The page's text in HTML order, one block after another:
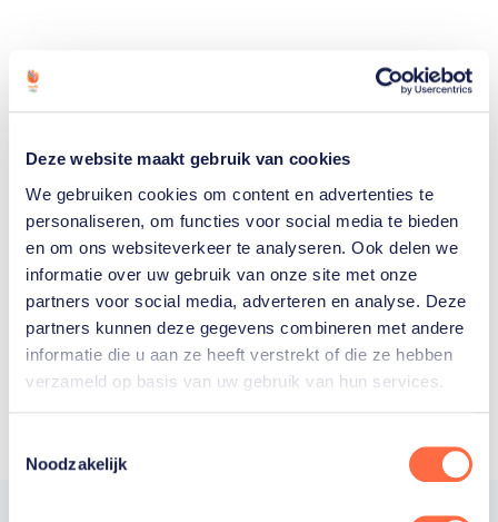
Deze website maakt gebruik van cookies
We gebruiken cookies om content en advertenties te
personaliseren, om functies voor social media te bieden
en om ons websiteverkeer te analyseren. Ook delen we
informatie over uw gebruik van onze site met onze
partners voor social media, adverteren en analyse. Deze
partners kunnen deze gegevens combineren met andere
informatie die u aan ze heeft verstrekt of die ze hebben
verzameld op basis van uw gebruik van hun services.
Noodzakelijk
Welke Nederlanders hebben er
ooit meegedaan aan de
Olympische Spelen?